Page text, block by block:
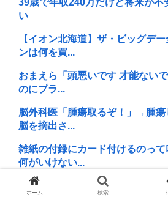
39歳で年収240万だけど将来が不
い
【イオン北海道】ザ・ビッグデ
ンは何を買...
おまえら「頭悪いです 才能ない
のにプラ...
脳外科医「腫瘍取るぞ！」→腫
脳を摘出さ...
雑紙の付録にカード付けるのっ
何がいけない...
【画像】高市早苗、広島平和記念
ホーム 検索